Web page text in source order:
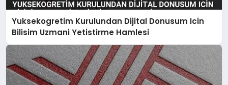
Yuksekogretim Kurulundan Dijital Donusum Icin
Bilisim Uzmani Yetistirme Hamlesi